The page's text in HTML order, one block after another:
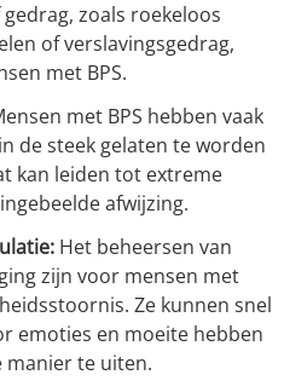
zoals roekeloos
of verslavingsgedrag,
met BPS.
met BPS hebben vaak
de steek gelaten te worden
kan leiden tot extreme
afwijzing.
Het beheersen van
zijn voor mensen met
Ze kunnen snel
emoties en moeite hebben
manier te uiten.